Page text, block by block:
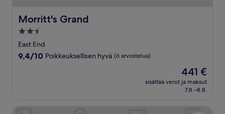
Morritt's Grand
Morritt's Grand
2.5
tähden
majoituspaikka
East End
9.4
arvostelua)
9,4/10 Poikkeuksellisen hyvä (6 arvostelua)
Hinta
on
441 €
441 €
sisältää verot ja maksut
7.8.–8.8.